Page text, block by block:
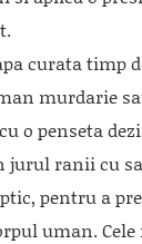
curata timp
murdarie
o penseta
jurul ranii cu
pentru a
uman.